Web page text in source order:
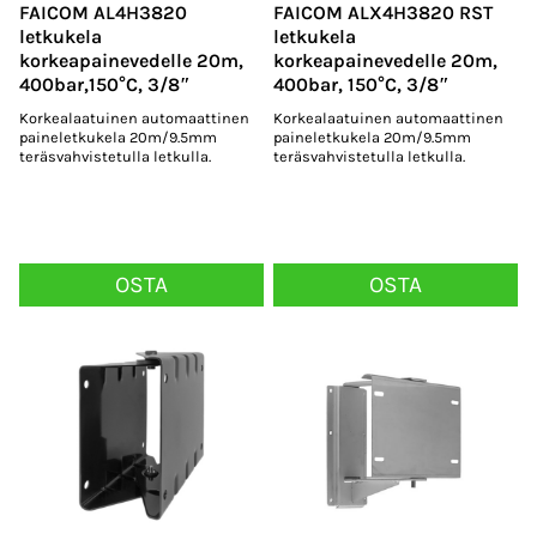
FAICOM AL4H3820
letkukela
korkeapainevedelle 20m,
400bar,150°C, 3/8″
Korkealaatuinen automaattinen
paineletkukela 20m/9.5mm
teräsvahvistetulla letkulla.
OSTA
FAICOM ALX4H3820 RST
letkukela
korkeapainevedelle 20m,
400bar, 150°C, 3/8″
Korkealaatuinen automaattinen
paineletkukela 20m/9.5mm
teräsvahvistetulla letkulla.
OSTA